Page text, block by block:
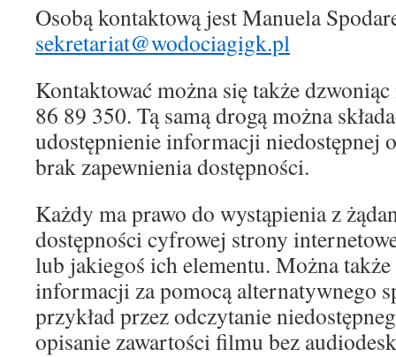
Osobą kontaktową jest Manuela
sekretariat@wodociagigk.pl
Kontaktować można się także
86 89 350. Tą samą drogą można
udostępnienie informacji niedostępnej
brak zapewnienia dostępności.
Każdy ma prawo do wystąpienia z
dostępności cyfrowej strony
lub jakiegoś ich elementu. Można
informacji za pomocą alternatywnego
przykład przez odczytanie
opisanie zawartości filmu bez